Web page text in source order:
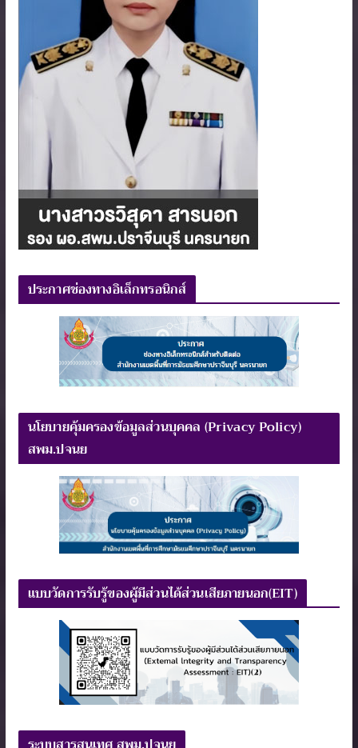
ประกาศช่องทางอิเล็กทรอนิกส์
นโยบายคุ้มครองข้อมูลส่วนบุคคล (Privacy Policy)
สพม.ปจนย
แบบวัดการรับรู้ของผู้มีส่วนได้ส่วนเสียภายนอก(EIT)